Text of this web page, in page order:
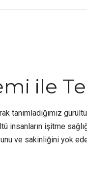
ile
insanların işitme
ve sakinliğini yok